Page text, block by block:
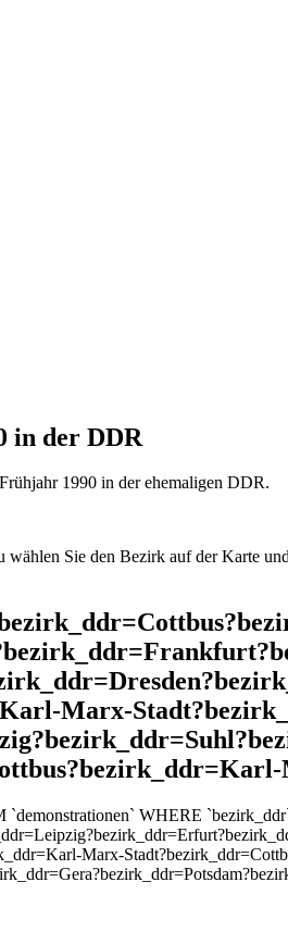
in der DDR
1990 in der ehemaligen DDR.
Sie den Bezirk auf der Karte
Marx-
WHERE
Marx-